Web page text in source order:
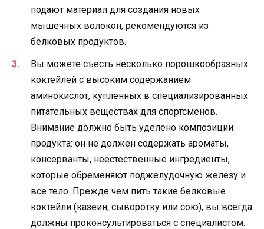
подают материал для создания новых
мышечных волокон, рекомендуются из
белковых продуктов.
Вы можете съесть несколько порошкообразных
коктейлей с высоким содержанием
аминокислот, купленных в специализированных
питательных веществах для спортсменов.
Внимание должно быть уделено композиции
продукта: он не должен содержать ароматы,
консерванты, неестественные ингредиенты,
которые обременяют поджелудочную железу и
все тело. Прежде чем пить такие белковые
коктейли (казеин, сыворотку или сою), вы всегда
должны проконсультироваться с специалистом.